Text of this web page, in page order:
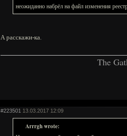
неожиданно набрёл на файл изменения
А расскажи-ка.
The
#223501 13.03.2017 12:09
Arrrgh wrote: